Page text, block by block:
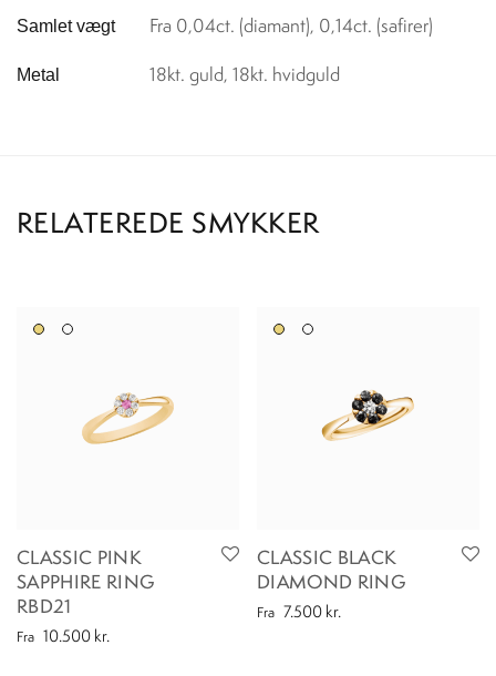
Samlet vægt Fra 0,04ct. (diamant), 0,14ct. (safirer)
Metal 18kt. guld, 18kt. hvidguld
CLASSIC PINK
SAPPHIRE RING
RBD21
Fra 10.500 kr.
CLASSIC BLACK
DIAMOND RING
Fra 7.500 kr.